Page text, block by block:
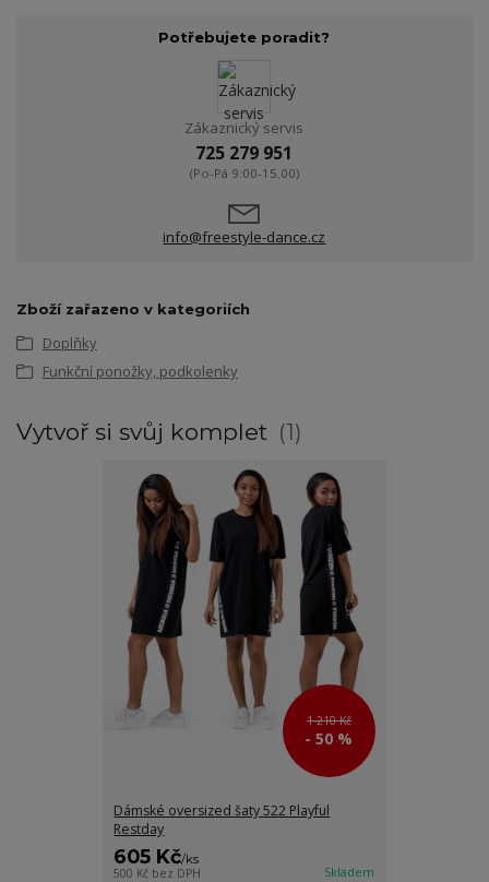
Potřebujete poradit?
Zákaznický servis
725 279 951
(Po-Pá 9:00-15.00)
info@freestyle-dance.cz
Zboží zařazeno v kategoriích
Doplňky
Funkční ponožky, podkolenky
Vytvoř si svůj komplet 1
1 210 Kč
- 50 %
Dámské oversized šaty 522 Playful
Restday
605 Kč/ks
500 Kč bez DPH Skladem